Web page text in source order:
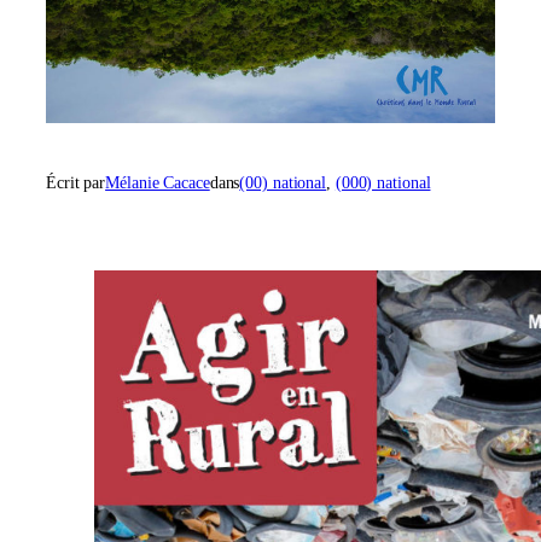
Écrit parMélanie Cacacedans(00) national (000) national